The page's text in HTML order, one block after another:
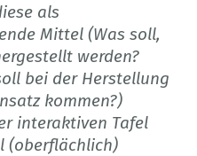
als
Mittel (Was soll,
werden?
bei der Herstellung
kommen?)
interaktiven Tafel
(oberflächlich)